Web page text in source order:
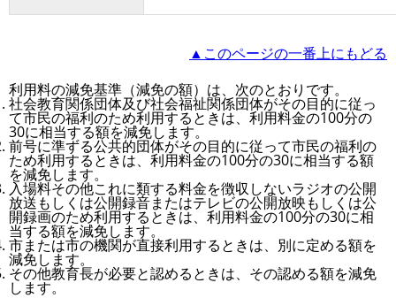
▲このページの一番上にもどる
利用料の減免基準（減免の額）は、次のとおりです。
社会教育関係団体及び社会福祉関係団体がその目的に従っ
て市民の福利のため利用するときは、利用料金の100分の
30に相当する額を減免します。
前号に準ずる公共的団体がその目的に従って市民の福利の
ため利用するときは、利用料金の100分の30に相当する額
を減免します。
入場料その他これに類する料金を徴収しないラジオの公開
放送もしくは公開録音またはテレビの公開放映もしくは公
開録画のため利用するときは、利用料金の100分の30に相
当する額を減免します。
市または市の機関が直接利用するときは、別に定める額を
減免します。
その他教育長が必要と認めるときは、その認める額を減免
します。